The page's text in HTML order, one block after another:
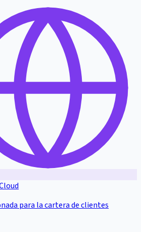
para la cartera de clientes